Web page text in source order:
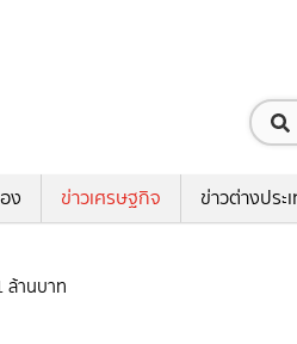
ง ข่าวเศรษฐกิจ ข่าวต่างประ
ล้านบาท